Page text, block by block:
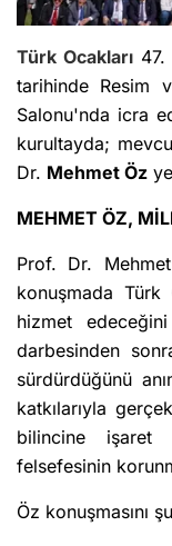
Türk Ocakları
tarihinde Resim
Salonu'nda icra
kurultayda;
Dr. Mehmet Öz
MEHMET ÖZ,
Prof. Dr. Mehmet
konuşmada Türk
hizmet
darbesinden
sürdürdüğünü
katkılarıyla
bilincine işaret
felsefesinin
Öz konuşmasını